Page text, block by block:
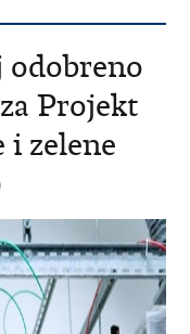
Projekt
zelene